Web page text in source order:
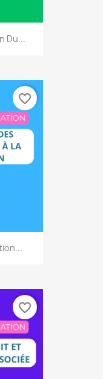
Du...
favorite_border
favorite_border